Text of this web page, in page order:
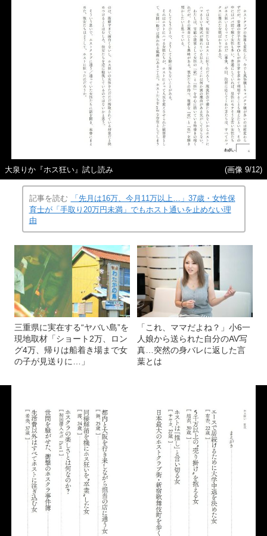
大泉りか『ホス狂い』試し読み (画像 9/12)
記事を読む
「先月は16万、今月11万以上…」37歳・女性保
育士が「手取り20万円未満」でもホスト通いを止めない理
由
三重県に実在する“ヤバい島”を
現地取材「ショート2万、ロン
グ4万、帰りは船着き場まで女
の子が見送りに…」
「これ、ママだよね？」小6一
人娘から送られた自分のAV写
真…突然の身バレに返した言
葉とは